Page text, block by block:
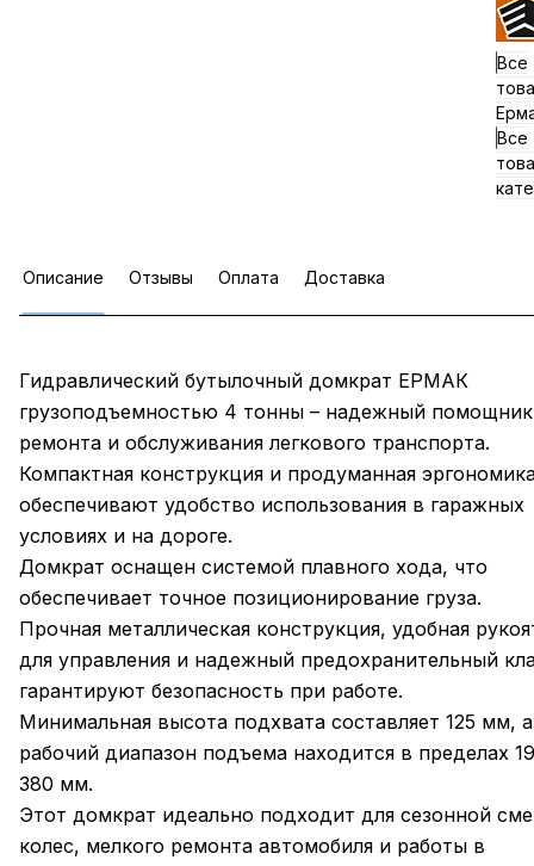
Все
Все
Описание Отзывы Оплата Доставка
Гидравлический бутылочный домкрат ЕРМАК
грузоподъемностью 4 тонны – надежный
ремонта и обслуживания легкового транспорта.
Компактная конструкция и продуманная
обеспечивают удобство использования в гаражных
условиях и на дороге.
Домкрат оснащен системой плавного хода, что
обеспечивает точное позиционирование груза.
Прочная металлическая конструкция, удобная
для управления и надежный предохранительный
гарантируют безопасность при работе.
Минимальная высота подхвата составляет 125 мм, а
рабочий диапазон подъема находится в пределах
380 мм.
Этот домкрат идеально подходит для сезонной
колес, мелкого ремонта автомобиля и работы в